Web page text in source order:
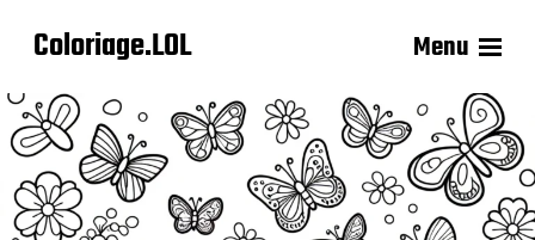
Coloriage.LOL Menu